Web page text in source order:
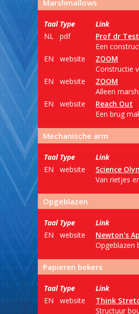
Marshmallows
Taal Type
Link
NL
pdf
Prof dr
Een
EN
website
ZOOM
Constructie
EN
website
ZOOM
Alleen
EN
website
Reach Out
Een brug
Mechanische arm
Taal Type
Link
EN
website
Science
Van rietjes
Opgeblazen
Taal Type
Link
EN
website
Newton's
Opgeblazen
Papieren bekers
Taal Type
Link
EN
website
Think
Structuur